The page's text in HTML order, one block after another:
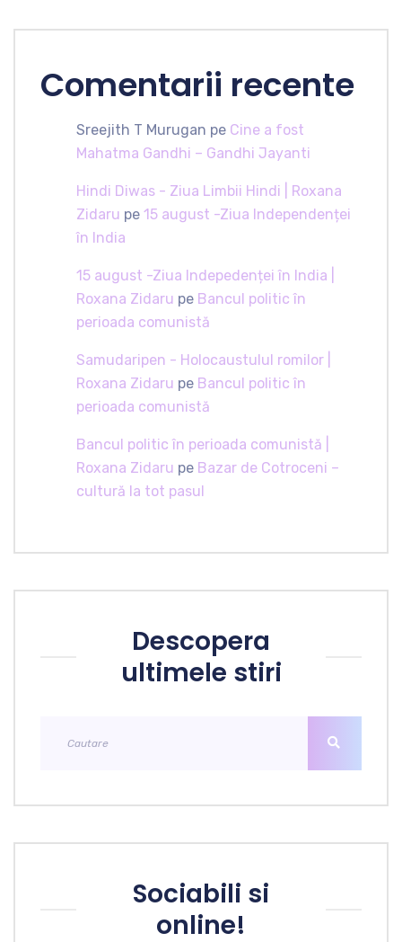
Comentarii recente
Sreejith T Murugan pe Cine a fost
Mahatma Gandhi – Gandhi Jayanti
Hindi Diwas - Ziua Limbii Hindi | Roxana
Zidaru pe 15 august -Ziua Independenței
în India
15 august -Ziua Indepedenței în India |
Roxana Zidaru pe Bancul politic în
perioada comunistă
Samudaripen - Holocaustulul romilor |
Roxana Zidaru pe Bancul politic în
perioada comunistă
Bancul politic în perioada comunistă |
Roxana Zidaru pe Bazar de Cotroceni –
cultură la tot pasul
Descopera
ultimele stiri
Sociabili si
online!